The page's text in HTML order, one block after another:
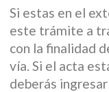
Si estas en el
este trámite a
con la finalidad
vía. Si el acta
deberás